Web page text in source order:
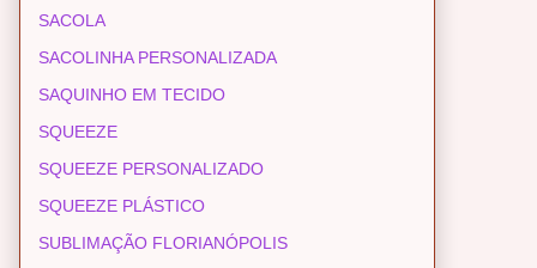
SACOLA
SACOLINHA PERSONALIZADA
SAQUINHO EM TECIDO
SQUEEZE
SQUEEZE PERSONALIZADO
SQUEEZE PLÁSTICO
SUBLIMAÇÃO FLORIANÓPOLIS